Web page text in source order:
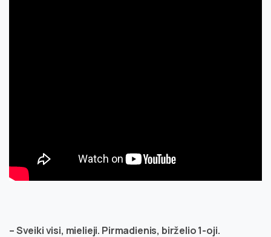
– Sveiki visi, mielieji. Pirmadienis, birželio 1-oji.